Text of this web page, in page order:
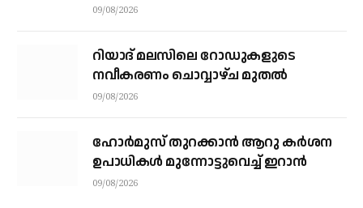
09/08/2026
റിയാദ് മലസിലെ റോഡുകളുടെ
നവീകരണം ചൊവ്വാഴ്ച മുതല്‍
09/08/2026
ഹോർമുസ് തുറക്കാൻ ആറു കർശന
ഉപാധികൾ മുന്നോട്ടുവെച്ച് ഇറാൻ
09/08/2026